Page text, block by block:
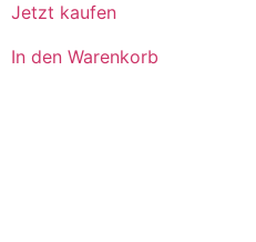
Jetzt kaufen
In den Warenkorb